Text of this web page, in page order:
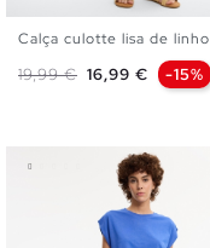
Calça culotte lisa de linho
Preço normal
19,99 € Preço
16,99 € -15%